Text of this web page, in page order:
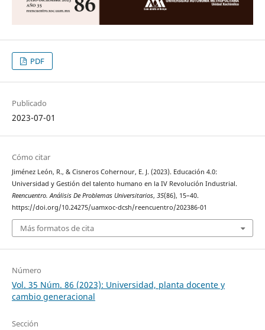
PDF
Publicado
2023-07-01
Cómo citar
Jiménez León, R., & Cisneros Cohernour, E. J. (2023). Educación 4.0:
Universidad y Gestión del talento humano en la IV Revolución Industrial.
Reencuentro. Análisis De Problemas Universitarios, 35(86), 15–40.
https://doi.org/10.24275/uamxoc-dcsh/reencuentro/202386-01
Más formatos de cita
Número
Vol. 35 Núm. 86 (2023): Universidad, planta docente y
cambio generacional
Sección